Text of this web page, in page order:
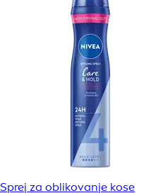
Sprej za oblikovanje kose